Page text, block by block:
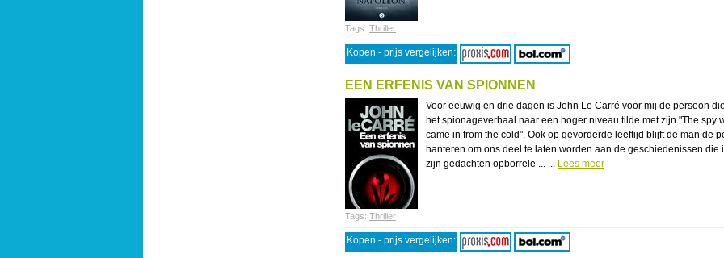
Tags: Thriller
Kopen - prijs vergelijken:
EEN ERFENIS VAN SPIONNEN
Voor eeuwig en drie dagen is John Le Carré voor mij de persoon die
het spionageverhaal naar een hoger niveau tilde met zijn "The spy
came in from the cold". Ook op gevorderde leeftijd blijft de man de
hanteren om ons deel te laten worden aan de geschiedenissen die
zijn gedachten opborrele ... ... Lees meer
Tags: Thriller
Kopen - prijs vergelijken: